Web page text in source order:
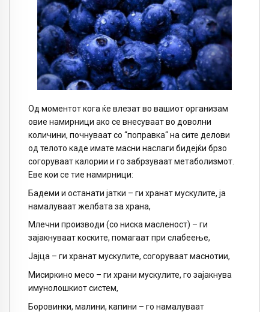
Од моментот кога ќе влезат во вашиот организам
овие намирници ако се внесуваат во доволни
количини, почнуваат со “поправка“ на сите делови
од телото каде имате масни наслаги бидејќи брзо
согоруваат калории и го забрзуваат метаболизмот.
Еве кои се тие намирници:
Бадеми и останати јатки – ги хранат мускулите, ја
намалуваат желбата за храна,
Млечни производи (со ниска масленост) – ги
зајакнуваат коските, помагаат при слабеење,
Јајца – ги хранат мускулите, согоруваат маснотии,
Мисиркино месо – ги храни мускулите, го зајакнува
имунолошкиот систем,
Боровинки, малини, капини – го намалуваат